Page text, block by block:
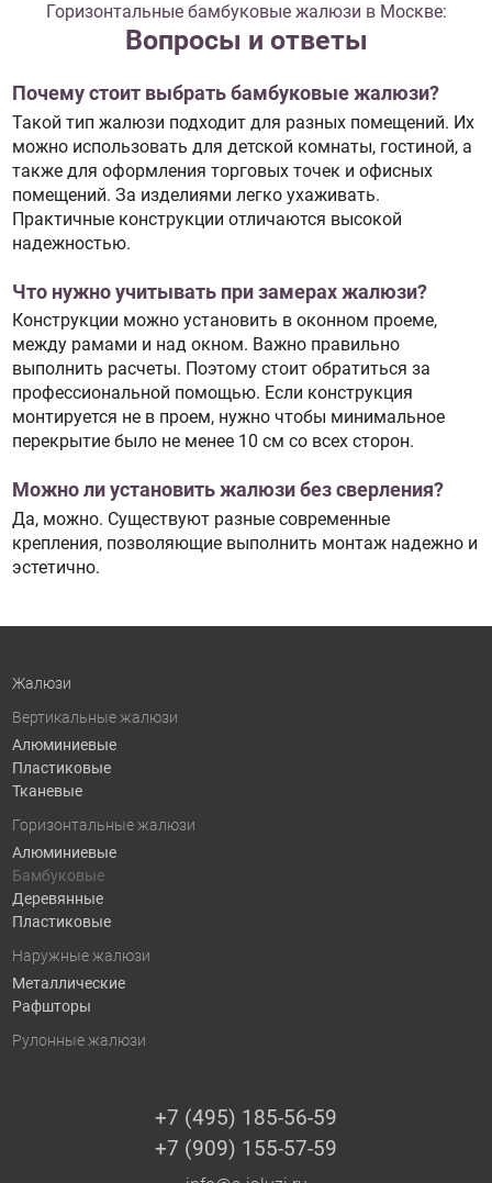
Горизонтальные бамбуковые жалюзи в Москве:
Вопросы и ответы
Почему стоит выбрать бамбуковые жалюзи?
Такой тип жалюзи подходит для разных помещений. Их
можно использовать для детской комнаты, гостиной, а
также для оформления торговых точек и офисных
помещений. За изделиями легко ухаживать.
Практичные конструкции отличаются высокой
надежностью.
Что нужно учитывать при замерах жалюзи?
Конструкции можно установить в оконном проеме,
между рамами и над окном. Важно правильно
выполнить расчеты. Поэтому стоит обратиться за
профессиональной помощью. Если конструкция
монтируется не в проем, нужно чтобы минимальное
перекрытие было не менее 10 см со всех сторон.
Можно ли установить жалюзи без сверления?
Да, можно. Существуют разные современные
крепления, позволяющие выполнить монтаж надежно и
эстетично.
Жалюзи
Вертикальные жалюзи
Алюминиевые
Пластиковые
Тканевые
Горизонтальные жалюзи
Алюминиевые
Бамбуковые
Деревянные
Пластиковые
Наружные жалюзи
Металлические
Рафшторы
Рулонные жалюзи
+7 (495) 185-56-59
+7 (909) 155-57-59